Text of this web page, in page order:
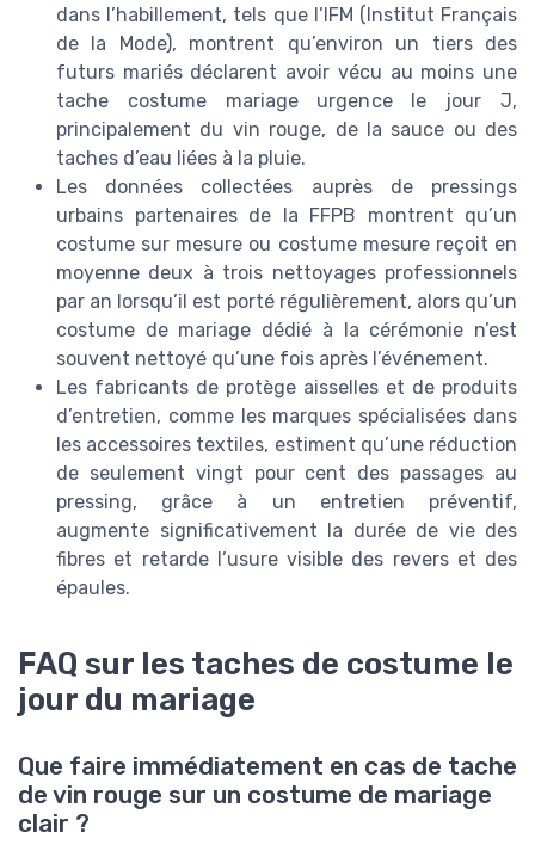
dans l’habillement, tels que l’IFM (Institut Français
de la Mode), montrent qu’environ un tiers des
futurs mariés déclarent avoir vécu au moins une
tache costume mariage urgence le jour J,
principalement du vin rouge, de la sauce ou des
taches d’eau liées à la pluie.
Les données collectées auprès de pressings
urbains partenaires de la FFPB montrent qu’un
costume sur mesure ou costume mesure reçoit en
moyenne deux à trois nettoyages professionnels
par an lorsqu’il est porté régulièrement, alors qu’un
costume de mariage dédié à la cérémonie n’est
souvent nettoyé qu’une fois après l’événement.
Les fabricants de protège aisselles et de produits
d’entretien, comme les marques spécialisées dans
les accessoires textiles, estiment qu’une réduction
de seulement vingt pour cent des passages au
pressing, grâce à un entretien préventif,
augmente significativement la durée de vie des
fibres et retarde l’usure visible des revers et des
épaules.
FAQ sur les taches de costume le
jour du mariage
Que faire immédiatement en cas de tache
de vin rouge sur un costume de mariage
clair ?